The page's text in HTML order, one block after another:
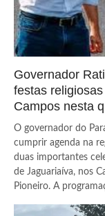
Governador
festas
Campos nesta
O governador do
cumprir agenda na
duas importantes
de Jaguariaíva, nos
Pioneiro. A